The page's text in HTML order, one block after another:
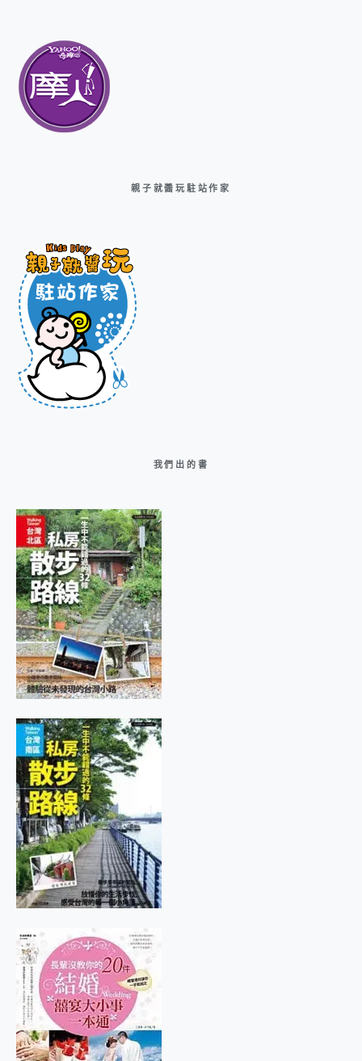
親子就醬玩駐站作家
我們出的書